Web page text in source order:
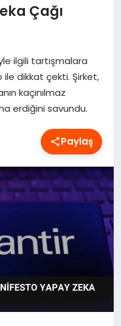
Çağı
ilgili tartışmalara
ile dikkat çekti. Şirket,
kaçınılmaz
erdiğini savundu.
Paylaş